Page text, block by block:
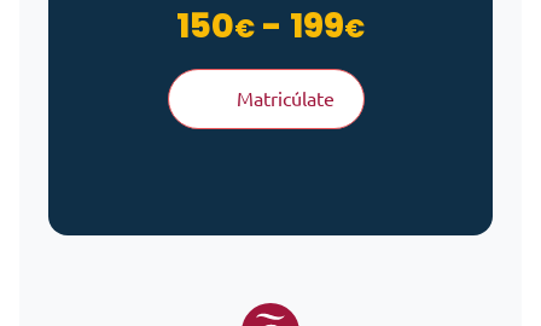
150€ - 199€Rango
Matricúlate